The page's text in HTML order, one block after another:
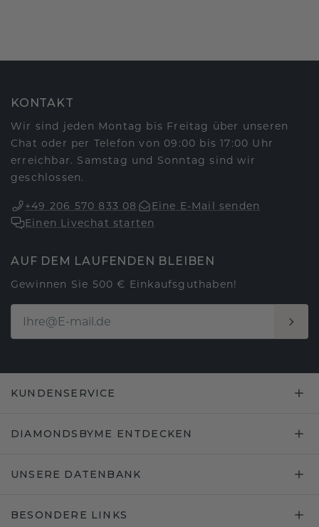
KONTAKT
Wir sind jeden Montag bis Freitag über unseren
Chat oder per Telefon von 09:00 bis 17:00 Uhr
erreichbar. Samstag und Sonntag sind wir
geschlossen.
+49 206 570 833 08
Eine E-Mail senden
Einen Livechat starten
AUF DEM LAUFENDEN BLEIBEN
Gewinnen Sie 500 € Einkaufsguthaben!
KUNDENSERVICE
DIAMONDSBYME ENTDECKEN
UNSERE DATENBANK
BESONDERE LINKS